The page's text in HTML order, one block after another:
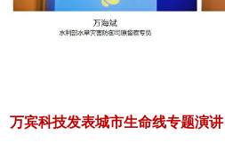
万宾科技发表城市生命线专题演讲